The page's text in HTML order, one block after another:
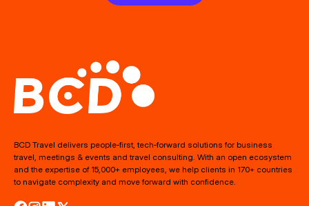
BCD Travel delivers people‑first, tech‑forward solutions for business
travel, meetings & events and travel consulting. With an open ecosystem
and the expertise of 15,000+ employees, we help clients in 170+ countries
to navigate complexity and move forward with confidence.